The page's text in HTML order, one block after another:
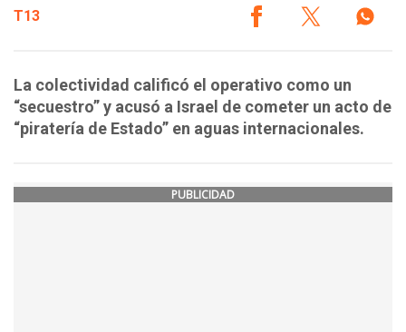
T13
La colectividad calificó el operativo como un
“secuestro” y acusó a Israel de cometer un acto de
“piratería de Estado” en aguas internacionales.
PUBLICIDAD